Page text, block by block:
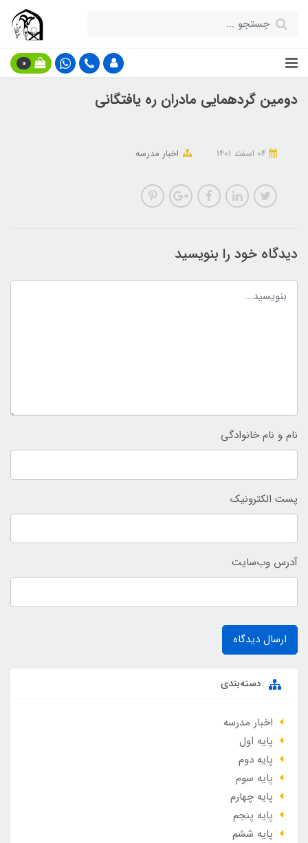
0
دومین گردهمایی مادران ره یافتگانی
اخبار مدرسه
دیدگاه خود را بنویسید
نام و نام خانوادگی
پست الکترونیک
آدرس وب‌سایت
ارسال دیدگاه
دسته‌بندی
اخبار مدرسه
پایه اول
پایه دوم
پایه سوم
پایه چهارم
پایه پنجم
پایه ششم